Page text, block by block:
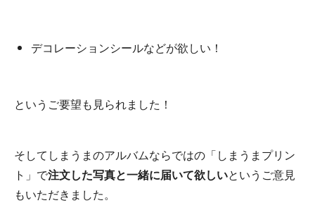
デコレーションシールなどが欲しい！
というご要望も見られました！
そしてしまうまのアルバムならではの「しまうまプリン
ト」で注文した写真と一緒に届いて欲しいというご意見
もいただきました。